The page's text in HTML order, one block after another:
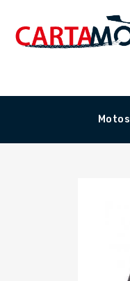
contenido
Motos